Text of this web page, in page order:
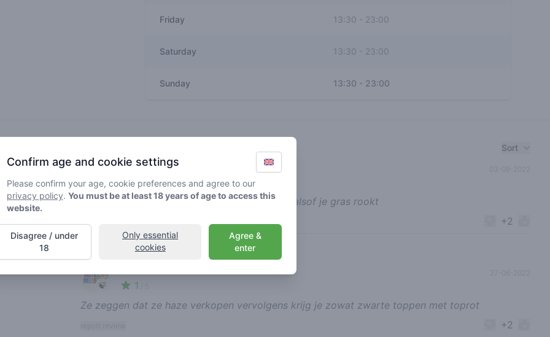
Friday 13:30 - 23:00
Saturday 13:30 23:00
Sunday 13:30 - 23:00
Sort
🍃
Perky Banana115
2/ 5
03-09-2022
Het personeel heeft jé liever weg soms is het alsof je gras rookt
report review +2
🍃 1
Ze zeggen dat ze haze verkopen vervolgens krijg je zowat zwarte toppen met toprot
+2
Confirm age and cookie settings
Please confirm your age, cookie preferences and agree to our
privacy policy. You must be at least 18 years of age to access this
website.
Agree &
enter
Only essential
cookies
Disagree / under
18